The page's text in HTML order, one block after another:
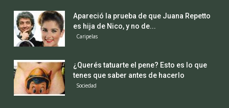
Apareció la prueba de que Juana Repetto
es hija de Nico, y no de...
Caripelas
¿Querés tatuarte el pene? Esto es lo que
tenes que saber antes de hacerlo
Sociedad